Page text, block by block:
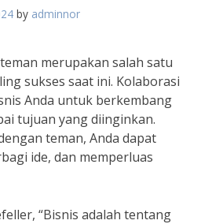
by adminnor
merupakan salah satu
sukses saat ini. Kolaborasi
Anda untuk berkembang
tujuan yang diinginkan.
teman, Anda dapat
ide, dan memperluas
“Bisnis adalah tentang